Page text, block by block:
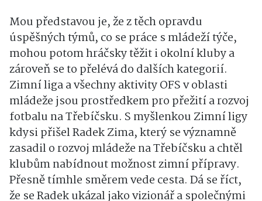
Mou představou je, že z těch opravdu
úspěšných týmů, co se práce s mládeží týče,
mohou potom hráčsky těžit i okolní kluby a
zároveň se to přelévá do dalších kategorií.
Zimní liga a všechny aktivity OFS v oblasti
mládeže jsou prostředkem pro přežití a rozvoj
fotbalu na Třebíčsku. S myšlenkou Zimní ligy
kdysi přišel Radek Zima, který se významně
zasadil o rozvoj mládeže na Třebíčsku a chtěl
klubům nabídnout možnost zimní přípravy.
Přesně tímhle směrem vede cesta. Dá se říct,
že se Radek ukázal jako vizionář a společnými